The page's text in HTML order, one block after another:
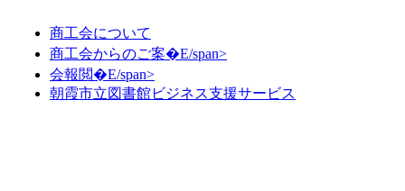
商工会について
商工会からのご案�E/span>
会報閲�E/span>
朝霞市立図書館ビジネス支援サービス